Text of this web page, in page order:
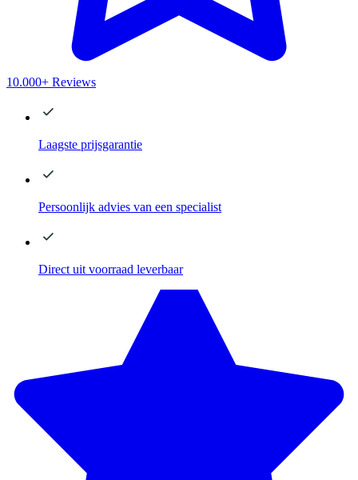
10.000+ Reviews
Laagste prijsgarantie
Persoonlijk advies van een specialist
Direct uit voorraad leverbaar